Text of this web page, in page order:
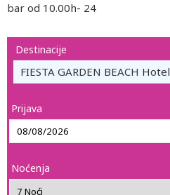
bar od 10.00h- 24
Destinacije
FIESTA GARDEN BEACH Hotel
Prijava
Noćenja